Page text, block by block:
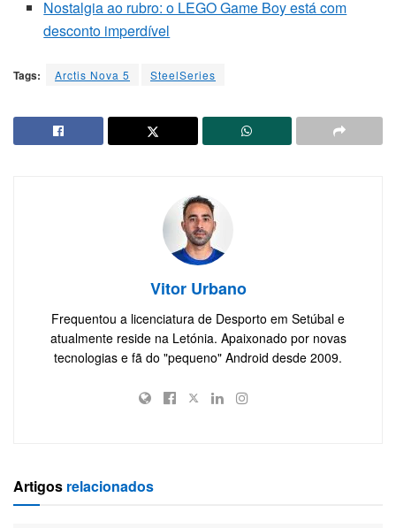
Nostalgia ao rubro: o LEGO Game Boy está com
desconto imperdível
Tags: Arctis Nova 5 SteelSeries
Vitor Urbano
Frequentou a licenciatura de Desporto em Setúbal e
atualmente reside na Letónia. Apaixonado por novas
tecnologias e fã do "pequeno" Android desde 2009.
Artigos relacionados